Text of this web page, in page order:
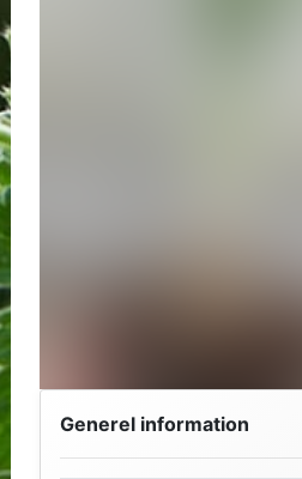
Generel information